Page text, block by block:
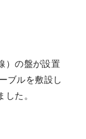
）の盤が設置
ブルを敷設し
した。